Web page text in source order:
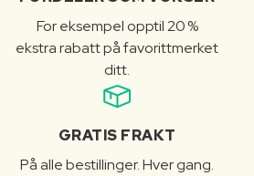
For eksempel opptil 20 %
ekstra rabatt på favorittmerket
ditt.
GRATIS FRAKT
På alle bestillinger. Hver gang.